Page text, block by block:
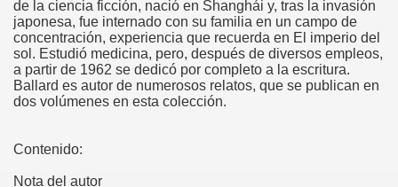
de la ciencia ficción, nació en Shanghái y, tras la invasión
japonesa, fue internado con su familia en un campo de
concentración, experiencia que recuerda en El imperio del
sol. Estudió medicina, pero, después de diversos empleos,
a partir de 1962 se dedicó por completo a la escritura.
Ballard es autor de numerosos relatos, que se publican en
dos volúmenes en esta colección.
Contenido:
Nota del autor